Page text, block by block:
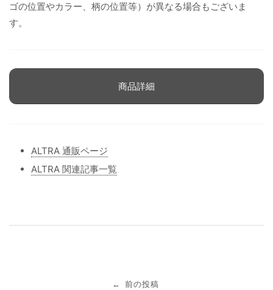
ゴの位置やカラー、柄の位置等）が異なる場合もございま
す。
商品詳細
ALTRA 通販ページ
ALTRA 関連記事一覧
← 前の投稿